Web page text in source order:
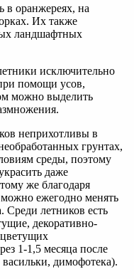
в оранжереях, на
Их также
ландшафтных
исключительно
помощи усов,
можно выделить
неприхотливы в
грунтах,
среды, поэтому
даже
же благодаря
ежегодно менять
Среди летников есть
декоративно-
1-1,5 месяца после
димофотека).